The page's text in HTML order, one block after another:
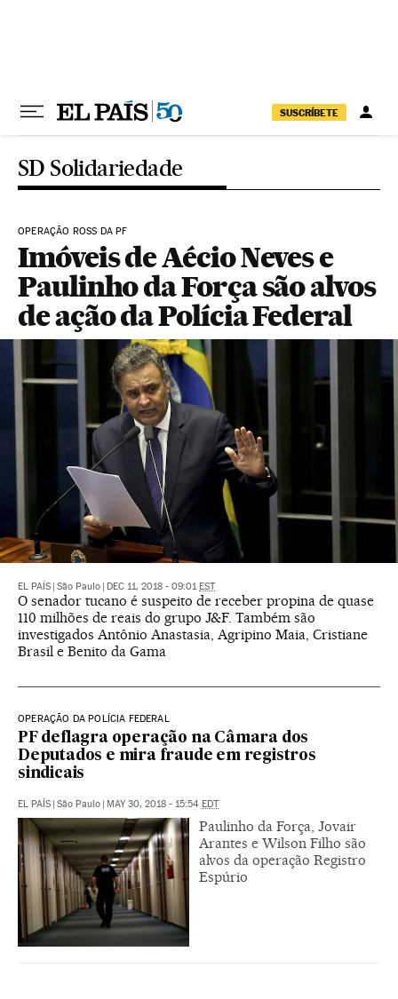
SUSCRÍBETE
SD Solidariedade
OPERAÇÃO ROSS DA PF
Imóveis de Aécio Neves e
Paulinho da Força são alvos
de ação da Polícia Federal
EL PAÍS São Paulo DEC 11, 2018 - 09:01 EST
O senador tucano é suspeito de receber propina de quase
110 milhões de reais do grupo J&F. Também são
investigados Antônio Anastasia, Agripino Maia, Cristiane
Brasil e Benito da Gama
OPERAÇÃO DA POLÍCIA FEDERAL
PF deflagra operação na Câmara dos
Deputados e mira fraude em registros
sindicais
EL PAÍS São Paulo MAY 30, 2018 - 15:54 EDT
Paulinho da Força, Jovair
Arantes e Wilson Filho são
alvos da operação Registro
Espúrio